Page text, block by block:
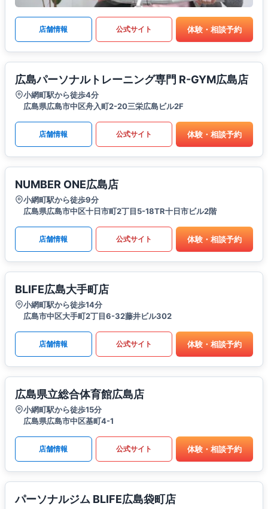
店舗情報 公式サイト 体験・相談予約
広島パーソナルトレーニング専門 R-GYM広島店
小網町駅から徒歩4分
広島県広島市中区舟入町2-20三栄広島ビル2F
店舗情報 公式サイト 体験・相談予約
NUMBER ONE広島店
小網町駅から徒歩9分
広島県広島市中区十日市町2丁目5-18TR十日市ビル2階
店舗情報 公式サイト 体験・相談予約
BLIFE広島大手町店
小網町駅から徒歩14分
広島市中区大手町2丁目6-32藤井ビル302
店舗情報 公式サイト 体験・相談予約
広島県立総合体育館広島店
小網町駅から徒歩15分
広島県広島市中区基町4-1
店舗情報 公式サイト 体験・相談予約
パーソナルジム BLIFE広島袋町店